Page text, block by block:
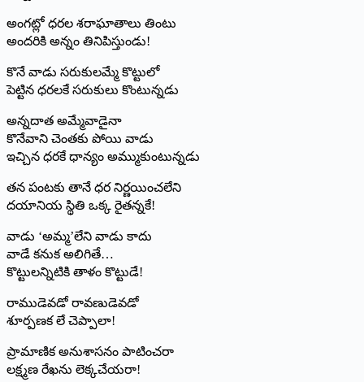
అంగట్లో ధరల శరాఘాతాలు తింటు
అందరికి అన్నం తినిపిస్తుండు!
కొనే వాడు సరుకులమ్మే కొట్టులో
పెట్టిన ధరలకే సరుకులు కొంటున్నడు
అన్నదాత అమ్మేవాడైనా
కొనేవాని చెంతకు పోయి వాడు
ఇచ్చిన ధరకే ధాన్యం అమ్ముకుంటున్నడు
తన పంటకు తానే ధర నిర్ణయించలేని
దయానియ స్థితి ఒక్క రైతన్నకే!
వాడు ‘అమ్మ’లేని వాడు కాదు
వాడే కనుక అలిగితే…
కొట్టులన్నిటికి తాళం కొట్టుడే!
రాముడెవడో రావణుడెవడో
శూర్పణక లే చెప్పాలా!
ప్రామాణిక అనుశాసనం పాటించరా
లక్ష్మణ రేఖను లెక్కచేయరా!